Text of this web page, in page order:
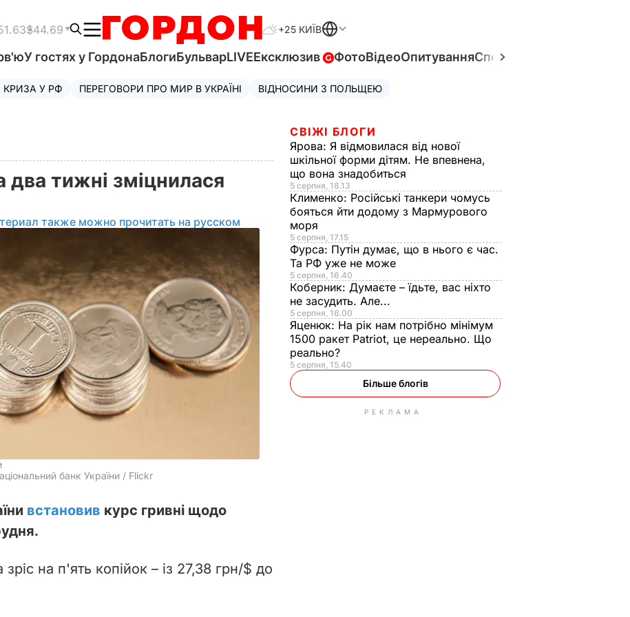
$44.69 +25 КИЇВ
У гостях у ГордонаБлогиБульварLIVEЕксклюзив ФотоВідеоОпитуванняСпецпроєкти
У РФ ПЕРЕГОВОРИ ПРО МИР В УКРАЇНІ ВІДНОСИНИ З ПОЛЬЩЕЮ
два тижні зміцнилася
также можно прочитать на русском
банк України / Flickr
встановив курс гривні щодо
на п'ять копійок – із 27,38 грн/$ до
СВІЖІ БЛОГИ
Ярова: Я відмовилася від нової
шкільної форми дітям. Не впевнена,
що вона знадобиться
5 серпня, 18.13
Клименко: Російські танкери чомусь
бояться йти додому з Мармурового
моря
5 серпня, 17.15
Фурса: Путін думає, що в нього є час.
Та РФ уже не може
5 серпня, 16.40
Коберник: Думаєте – їдьте, вас ніхто
не засудить. Але...
5 серпня, 16.00
Яценюк: На рік нам потрібно мінімум
1500 ракет Patriot, це нереально. Що
реально?
5 серпня, 15.40
Більше блогів
РЕКЛАМА